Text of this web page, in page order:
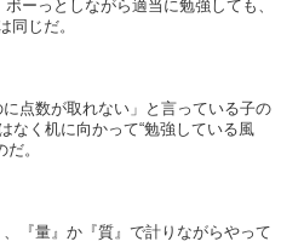
ーっとしながら適当に勉強しても、
同じだ。
に点数が取れない」と言っている子の
なく机に向かって“勉強している風
。
『量』か『質』で計りながらやって